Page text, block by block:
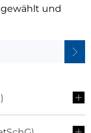
und